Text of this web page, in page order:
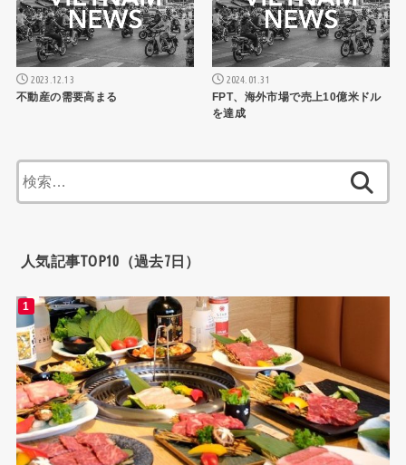
2023.12.13
不動産の需要高まる
2024.01.31
FPT、海外市場で売上10億米ドル
を達成
索:
人気記事TOP10（過去7日）